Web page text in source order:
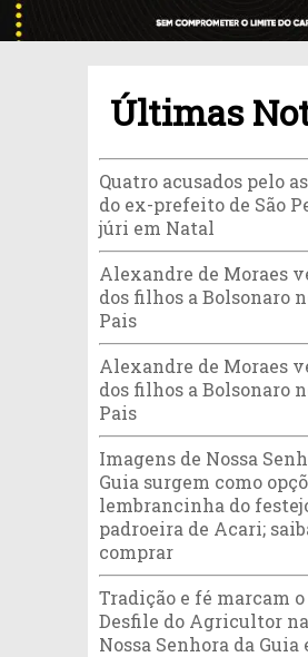
Últimas
Quatro acusados pelo
do ex-prefeito de São
júri em Natal
Alexandre de Moraes
dos filhos a Bolsonaro
Pais
Alexandre de Moraes
dos filhos a Bolsonaro
Pais
Imagens de Nossa
Guia surgem como
lembrancinha do
padroeira de Acari;
comprar
Tradição e fé marcam o
Desfile do Agricultor
Nossa Senhora da